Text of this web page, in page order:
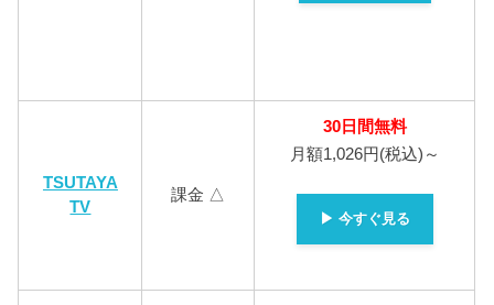
TSUTAYA
TV
課金 △
30日間無料
月額1,026円(税込)～
▶ 今すぐ見る